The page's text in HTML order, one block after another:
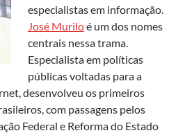
especialistas em informação.
José Muriloé um dos nomes
centrais nessa trama.
Especialista em políticas
públicas voltadas para a
desenvolveu os primeiros
com passagens pelos
Federal e Reforma do Estado